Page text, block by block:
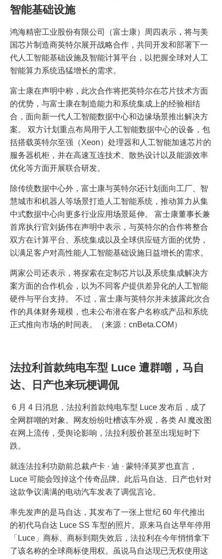
智能基础设施
鸿海精密工业股份有限公司（富士康）周四表示，将与美
国芯片制造商英特尔展开战略合作，共同开发和部署下一
代人工智能基础设施及智能计算平台，以把握全球对人工
智能算力系统迅猛增长的需求。
富士康在声明中称，此次合作将把英特尔在芯片技术方面
的优势，与富士康在制造能力和系统集成上的经验相结
合，面向新一代人工智能数据中心和边缘场景推出解决方
案。 双方计划重点布局用于人工智能数据中心的设备，包
括搭载英特尔至强（Xeon）处理器和人工智能加速芯片的
服务器机柜，并在高速互连技术、散热设计以及能源效率
优化等方面开展联合研发。
除传统数据中心外，富士康与英特尔还计划面向工厂、智
慧城市和机器人等场景打造人工智能系统，推动算力从集
中式数据中心向更多行业应用场景延伸。 富士康董事长兼
首席执行官刘扬伟在声明中表示，与英特尔的合作将整合
双方在计算平台、系统集成以及全球供应链方面的优势，
以满足客户对高性能人工智能基础设施日益增长的需求。
两家公司还表示，将探索在定制芯片以及系统集成解决方
案方面的合作机会，以为不同客户提供差异化的人工智能
硬件与平台支持。 不过，富士康与英特尔并未披露此次合
作的具体财务规模，也未公布潜在客户名称或产品和系统
正式推向市场的时间表。（来源：cnBeta.COM）
法拉利首款纯电车型 Luce 遭群嘲，马自
达、日产也来玩梗调侃
6 月 4 日消息，法拉利首款纯电车型 Luce 发布后，成了
全网群嘲的对象。网友纷纷吐槽该车外观，各类 AI 魔改图
在网上流传，受舆论影响，法拉利股价甚至出现短时下
跌。
就连法拉利功勋前总裁卢卡 · 迪 · 蒙特泽莫罗也直言，
Luce 可能会毁掉这个传奇品牌。此后马自达、日产也针对
这款争议满满的电动汽车发表了调侃言论。
率先发声的是马自达，其发布了一张上世纪 60 年代推出
的初代马自达 Luce SS 车型的照片。原来马自达早年停用
「Luce」商标、商标到期失效后，法拉利在今年悄悄拿下
了该名称的全球商标使用权。虽说马自达现已无权使用这